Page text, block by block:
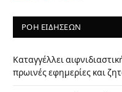
ΡΟΗ ΕΙΔΗΣΕΩΝ
Καταγγέλλει
πρωινές εφημερίες και